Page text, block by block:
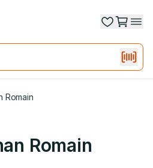
Romain
Romain